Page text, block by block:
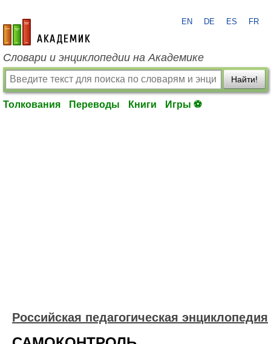
academic.ru
EN DE ES FR
Словари и энциклопедии на Академике
Найти!
Толкования Переводы Книги Игры ⚽
Российская педагогическая энциклопедия